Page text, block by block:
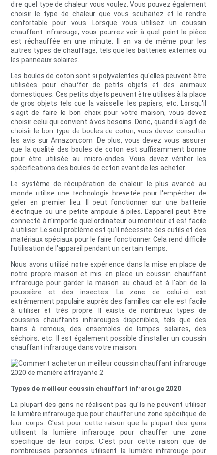
dire quel type de chaleur vous voulez. Vous pouvez également
choisir le type de chaleur que vous souhaitez et le rendre
confortable pour vous. Lorsque vous utilisez un coussin
chauffant infrarouge, vous pourrez voir à quel point la pièce
est réchauffée en une minute. Il en va de même pour les
autres types de chauffage, tels que les batteries externes ou
les panneaux solaires.
Les boules de coton sont si polyvalentes qu'elles peuvent être
utilisées pour chauffer de petits objets et des animaux
domestiques. Ces petits objets peuvent être utilisés à la place
de gros objets tels que la vaisselle, les papiers, etc. Lorsqu'il
s'agit de faire le bon choix pour votre maison, vous devez
choisir celui qui convient à vos besoins. Donc, quand il s'agit de
choisir le bon type de boules de coton, vous devez consulter
les avis sur Amazon.com. De plus, vous devez vous assurer
que la qualité des boules de coton est suffisamment bonne
pour être utilisée au micro-ondes. Vous devez vérifier les
spécifications des boules de coton avant de les acheter.
Le système de récupération de chaleur le plus avancé au
monde utilise une technologie brevetée pour l'empêcher de
geler en premier lieu. Il peut fonctionner sur une batterie
électrique ou une petite ampoule à piles. L'appareil peut être
connecté à n'importe quel ordinateur ou moniteur et est facile
à utiliser. Le seul problème est qu'il nécessite des outils et des
matériaux spéciaux pour le faire fonctionner. Cela rend difficile
l'utilisation de l'appareil pendant un certain temps.
Nous avons utilisé notre expérience dans la mise en place de
notre propre maison et mis en place un coussin chauffant
infrarouge pour garder la maison au chaud et à l'abri de la
poussière et des insectes. La zone de celui-ci est
extrêmement populaire auprès des familles car elle est facile
à utiliser et très propre. Il existe de nombreux types de
coussins chauffants infrarouges disponibles, tels que des
bains à remous, des ensembles de lampes solaires, des
séchoirs, etc. Il est également possible d'installer un coussin
chauffant infrarouge dans votre maison.
Types de meilleur coussin chauffant infrarouge 2020
La plupart des gens ne réalisent pas qu'ils ne peuvent utiliser
la lumière infrarouge que pour chauffer une zone spécifique de
leur corps. C'est pour cette raison que la plupart des gens
utilisent la lumière infrarouge pour chauffer une zone
spécifique de leur corps. C'est pour cette raison que de
nombreuses personnes utilisent la lumière infrarouge pour